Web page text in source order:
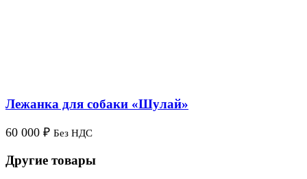
Лежанка для собаки «Шулай»
60 000 ₽ Без НДС
Другие товары